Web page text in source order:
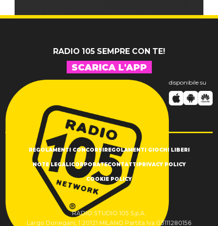
RADIO 105 SEMPRE CON TE!
SCARICA L'APP
disponibile su
REGOLAMENTI CONCORSIREGOLAMENTI GIOCHI LIBERI
NOTE LEGALICORPORATECONTATTIPRIVACY POLICY
COOKIE POLICY
RADIO STUDIO 105 S.p.A.
Largo Donegani, 1 20121 MILANO Partita Iva 03111280156